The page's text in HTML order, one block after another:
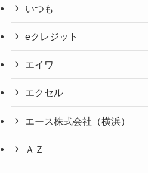
いつも
eクレジット
エイワ
エクセル
エース株式会社（横浜）
ＡＺ